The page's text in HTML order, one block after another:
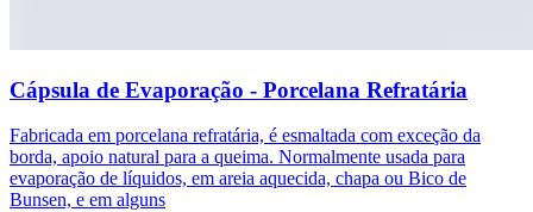
Cápsula de Evaporação - Porcelana Refratária
Fabricada em porcelana refratária, é esmaltada com exceção da
borda, apoio natural para a queima. Normalmente usada para
evaporação de líquidos, em areia aquecida, chapa ou Bico de
Bunsen, e em alguns